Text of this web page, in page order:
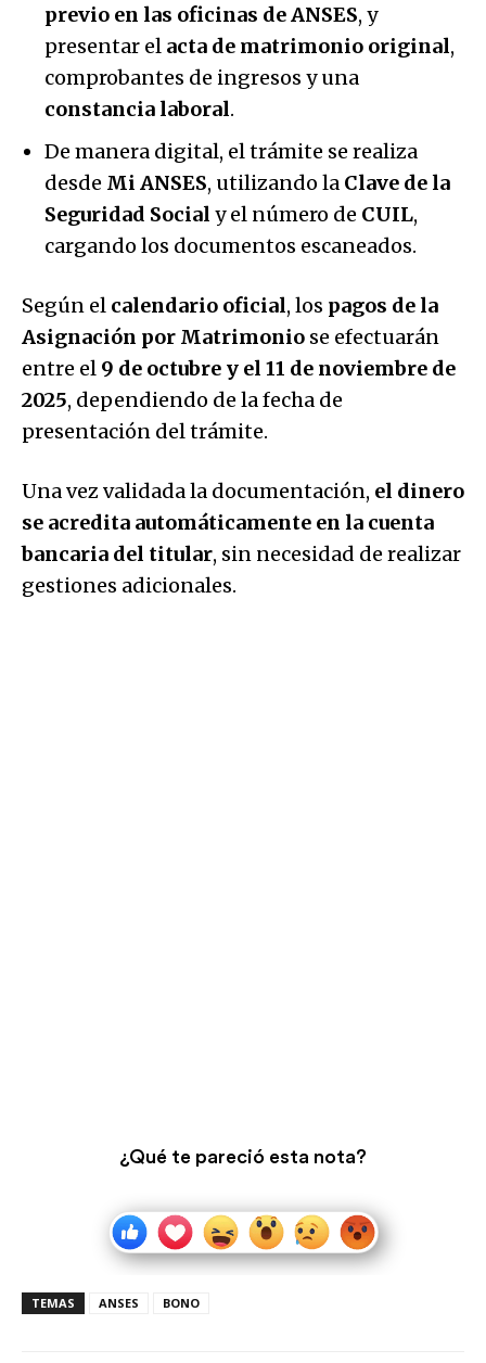
previo en las oficinas de ANSES, y
presentar el acta de matrimonio original,
comprobantes de ingresos y una
constancia laboral.
De manera digital, el trámite se realiza
desde Mi ANSES, utilizando la Clave de la
Seguridad Social y el número de CUIL,
cargando los documentos escaneados.
Según el calendario oficial, los pagos de la
Asignación por Matrimonio se efectuarán
entre el 9 de octubre y el 11 de noviembre de
2025, dependiendo de la fecha de
presentación del trámite.
Una vez validada la documentación, el dinero
se acredita automáticamente en la cuenta
bancaria del titular, sin necesidad de realizar
gestiones adicionales.
¿Qué te pareció esta nota?
TEMAS ANSES BONO